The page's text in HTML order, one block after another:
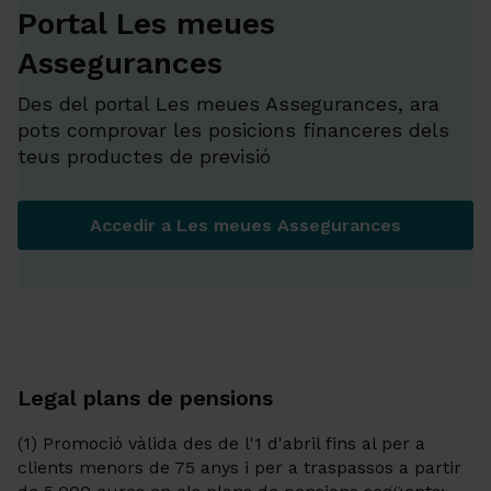
Portal Les meues
Assegurances
Des del portal Les meues Assegurances, ara
pots comprovar les posicions financeres dels
teus productes de previsió
Accedir a Les meues Assegurances
Portal Les meues
Legal plans de pensions
(1) Promoció vàlida des de l'1 d'abril fins al per a
clients menors de 75 anys i per a traspassos a partir